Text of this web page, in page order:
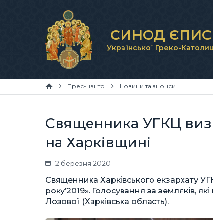
СИНОД
Української Греко-
Прес-центр Новини та анонси
Священника УГКЦ
на Харківщині
2 березня 2020
Священника Харківського екзархату
року’2019». Голосування за земляків,
Лозової (Харківська область).